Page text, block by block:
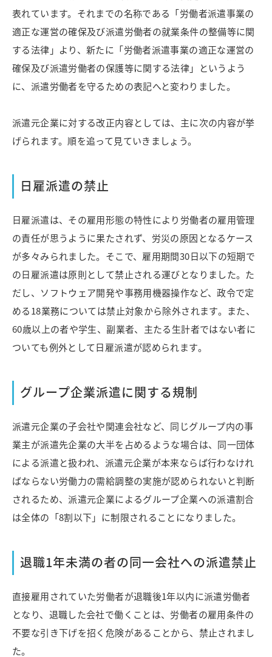
表れています。それまでの名称である「労働者派遣事業の
適正な運営の確保及び派遣労働者の就業条件の整備等に関
する法律」より、新たに「労働者派遣事業の適正な運営の
確保及び派遣労働者の保護等に関する法律」というよう
に、派遣労働者を守るための表記へと変わりました。
派遣元企業に対する改正内容としては、主に次の内容が挙
げられます。順を追って見ていきましょう。
日雇派遣の禁止
日雇派遣は、その雇用形態の特性により労働者の雇用管理
の責任が思うように果たされず、労災の原因となるケース
が多々みられました。そこで、雇用期間30日以下の短期で
の日雇派遣は原則として禁止される運びとなりました。た
だし、ソフトウェア開発や事務用機器操作など、政令で定
める18業務については禁止対象から除外されます。また、
60歳以上の者や学生、副業者、主たる生計者ではない者に
ついても例外として日雇派遣が認められます。
グループ企業派遣に関する規制
派遣元企業の子会社や関連会社など、同じグループ内の事
業主が派遣先企業の大半を占めるような場合は、同一団体
による派遣と扱われ、派遣元企業が本来ならば行わなけれ
ばならない労働力の需給調整の実施が認められないと判断
されるため、派遣元企業によるグループ企業への派遣割合
は全体の「8割以下」に制限されることになりました。
退職1年未満の者の同一会社への派遣禁止
直接雇用されていた労働者が退職後1年以内に派遣労働者
となり、退職した会社で働くことは、労働者の雇用条件の
不要な引き下げを招く危険があることから、禁止されまし
た。